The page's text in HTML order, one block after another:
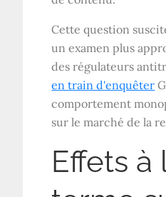
Cette question
un examen plus
des régulateurs
en train d'enquêter
comportement
sur le marché de la
Effets à